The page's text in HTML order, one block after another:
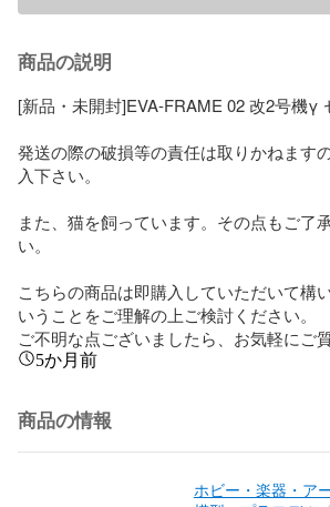
商品の説明
[新品・未開封]EVA-FRAME 02 改2号機γ
発送の際の破損等の責任は取りかねます
入下さい。
また、猫を飼っています。その点もご了
い。
こちらの商品は即購入していただいて構
いうことをご理解の上ご検討ください。
ご不明な点ございましたら、お気軽にご
5か月前
商品の情報
ホビー・楽器・ア